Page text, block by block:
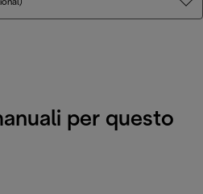
per questo